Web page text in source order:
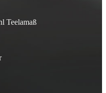
Teelamaß